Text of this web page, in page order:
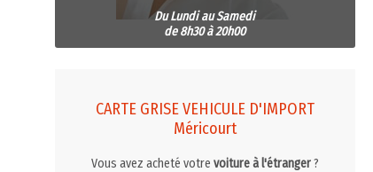
Du Lundi au Samedi
de 8h30 à 20h00
CARTE GRISE VEHICULE D'IMPORT
Méricourt
Vous avez acheté votre voiture à l'étranger?